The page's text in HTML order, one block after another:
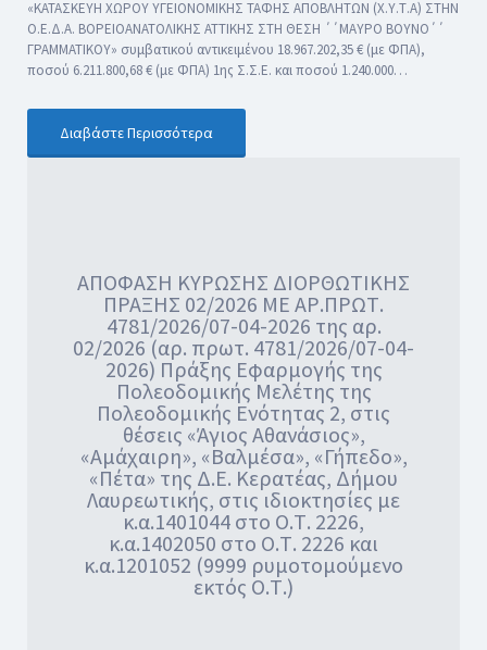
«ΚΑΤΑΣΚΕΥΗ ΧΩΡΟΥ ΥΓΕΙΟΝΟΜΙΚΗΣ ΤΑΦΗΣ ΑΠΟΒΛΗΤΩΝ (Χ.Υ.Τ.Α) ΣΤΗΝ
Ο.Ε.Δ.Α. ΒΟΡΕΙΟΑΝΑΤΟΛΙΚΗΣ ΑΤΤΙΚΗΣ ΣΤΗ ΘΕΣΗ ΄΄ΜΑΥΡΟ ΒΟΥΝΟ΄΄
ΓΡΑΜΜΑΤΙΚΟΥ» συμβατικού αντικειμένου 18.967.202,35 € (με ΦΠΑ),
ποσού 6.211.800,68 € (με ΦΠΑ) 1ης Σ.Σ.Ε. και ποσού 1.240.000…
Διαβάστε Περισσότερα
ΑΠΟΦΑΣΗ ΚΥΡΩΣΗΣ ΔΙΟΡΘΩΤΙΚΗΣ
ΠΡΑΞΗΣ 02/2026 ΜΕ ΑΡ.ΠΡΩΤ.
4781/2026/07-04-2026 της αρ.
02/2026 (αρ. πρωτ. 4781/2026/07-04-
2026) Πράξης Εφαρμογής της
Πολεοδομικής Μελέτης της
Πολεοδομικής Ενότητας 2, στις
θέσεις «Άγιος Αθανάσιος»,
«Αμάχαιρη», «Βαλμέσα», «Γήπεδο»,
«Πέτα» της Δ.Ε. Κερατέας, Δήμου
Λαυρεωτικής, στις ιδιοκτησίες με
κ.α.1401044 στο Ο.Τ. 2226,
κ.α.1402050 στο Ο.Τ. 2226 και
κ.α.1201052 (9999 ρυμοτομούμενο
εκτός Ο.Τ.)